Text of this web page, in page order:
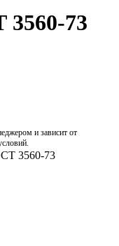
73
и зависит от
3560-73